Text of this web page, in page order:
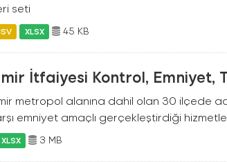
seti
XLSX 45 KB
İtfaiyesi Kontrol, Emniyet,
metropol alanına dahil olan 30 ilçede
emniyet amaçlı gerçekleştirdiği
3 MB